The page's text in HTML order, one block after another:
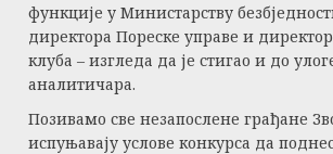
функције у Министарству
директора Пореске управе и
клуба – изгледа да је стигао и до
аналитичара.
Позивамо све незапослене грађане
испуњавају услове конкурса да